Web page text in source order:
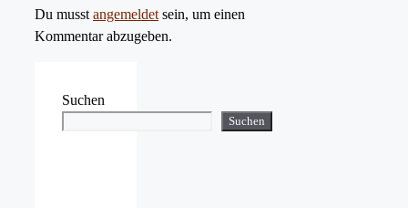
Du musst angemeldet sein, um einen
Kommentar abzugeben.
Suchen
Suchen